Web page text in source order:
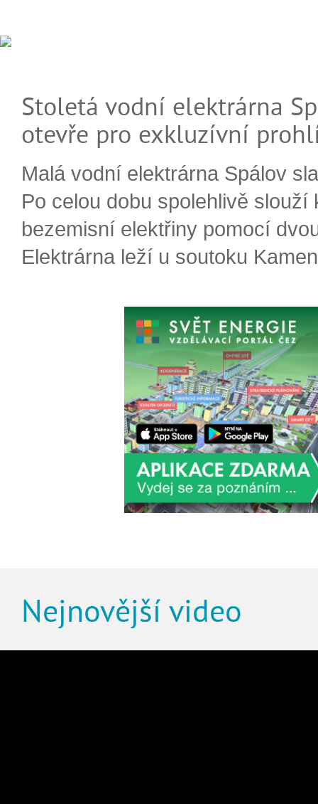
Stoletá vodní elektrárna
otevře pro exkluzívní
Malá vodní elektrárna Spálov
Po celou dobu spolehlivě slouží
bezemisní elektřiny pomocí
Elektrárna leží u soutoku
Nejnovější video